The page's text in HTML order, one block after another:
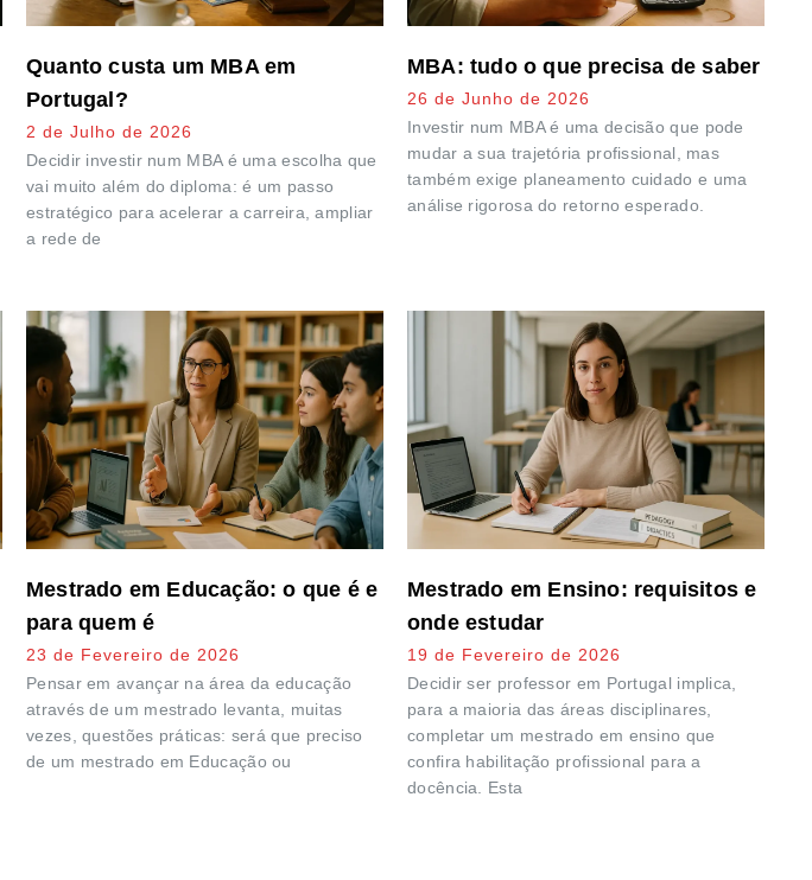
Quanto custa um MBA em
Portugal?
2 de Julho de 2026
Decidir investir num MBA é uma escolha que
vai muito além do diploma: é um passo
estratégico para acelerar a carreira, ampliar
a rede de
MBA: tudo o que precisa de saber
26 de Junho de 2026
Investir num MBA é uma decisão que pode
mudar a sua trajetória profissional, mas
também exige planeamento cuidado e uma
análise rigorosa do retorno esperado.
Mestrado em Educação: o que é e
para quem é
23 de Fevereiro de 2026
Pensar em avançar na área da educação
através de um mestrado levanta, muitas
vezes, questões práticas: será que preciso
de um mestrado em Educação ou
Mestrado em Ensino: requisitos e
onde estudar
19 de Fevereiro de 2026
Decidir ser professor em Portugal implica,
para a maioria das áreas disciplinares,
completar um mestrado em ensino que
confira habilitação profissional para a
docência. Esta